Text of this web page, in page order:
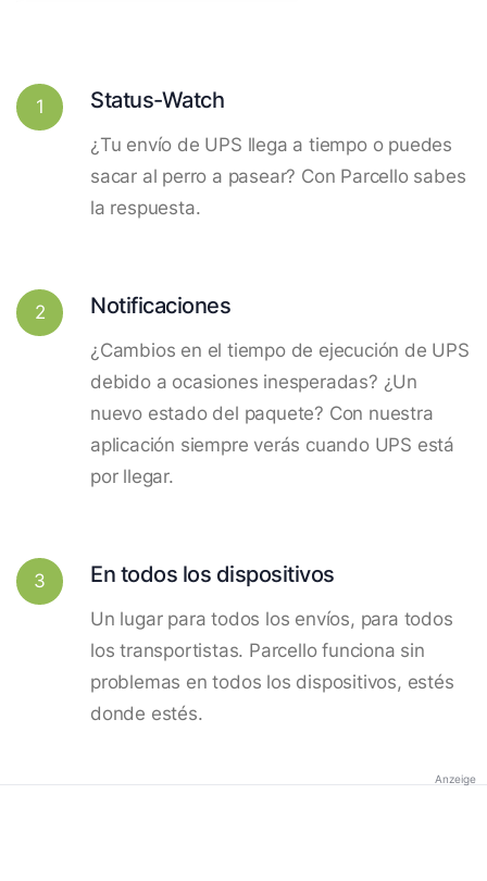
1 Status-Watch
¿Tu envío de UPS llega a tiempo o puedes
sacar al perro a pasear? Con Parcello sabes
la respuesta.
2 Notificaciones
¿Cambios en el tiempo de ejecución de UPS
debido a ocasiones inesperadas? ¿Un
nuevo estado del paquete? Con nuestra
aplicación siempre verás cuando UPS está
por llegar.
3 En todos los dispositivos
Un lugar para todos los envíos, para todos
los transportistas. Parcello funciona sin
problemas en todos los dispositivos, estés
donde estés.
Anzeige